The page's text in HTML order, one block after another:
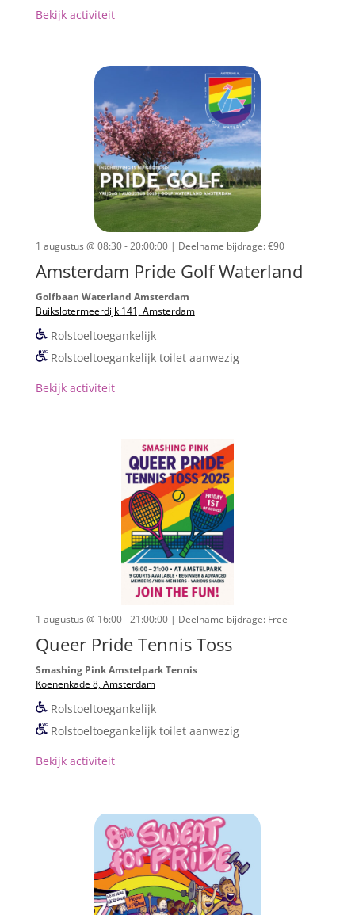
Bekijk activiteit
1 augustus @ 08:30 - 20:00:00 | Deelname bijdrage: €90
Amsterdam Pride Golf Waterland
Golfbaan Waterland Amsterdam
Buikslotermeerdijk 141, Amsterdam
Rolstoeltoegankelijk
Rolstoeltoegankelijk toilet aanwezig
Bekijk activiteit
1 augustus @ 16:00 - 21:00:00 | Deelname bijdrage: Free
Queer Pride Tennis Toss
Smashing Pink Amstelpark Tennis
Koenenkade 8, Amsterdam
Rolstoeltoegankelijk
Rolstoeltoegankelijk toilet aanwezig
Bekijk activiteit